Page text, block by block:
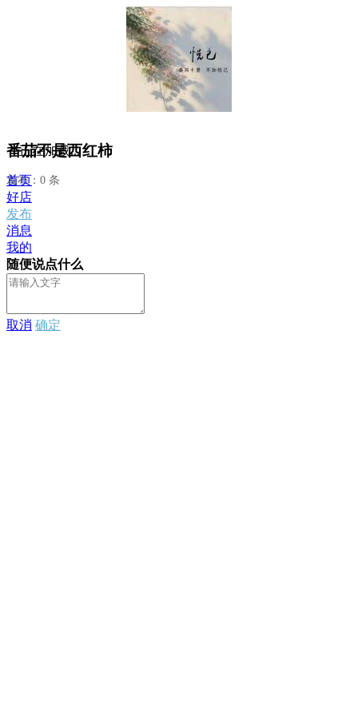
番茄不是西红柿
发布：0 条
正在加载...
首页
好店
发布
消息
我的
随便说点什么
取消 确定